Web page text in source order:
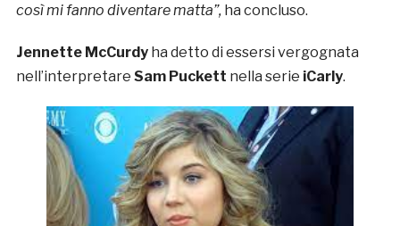
così mi fanno diventare matta”, ha concluso.
Jennette McCurdy ha detto di essersi vergognata
nell’interpretare Sam Puckett nella serie iCarly.